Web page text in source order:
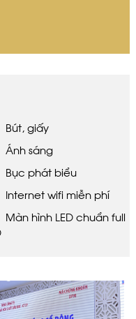
Bút, giấy
Ánh sáng
Bục phát biểu
Internet wifi miễn phí
Màn hình LED chuẩn full